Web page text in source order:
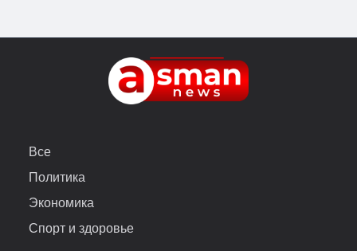
Все
Политика
Экономика
Спорт и здоровье